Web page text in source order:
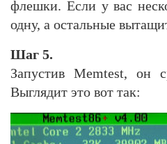
флешки. Если у вас
одну, а остальные
Шаг 5.
Запустив Memtest, он
Выглядит это вот так: